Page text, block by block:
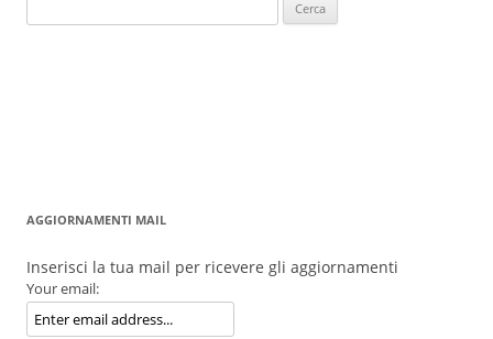
per:
AGGIORNAMENTI MAIL
Inserisci la tua mail per ricevere gli aggiornamenti
Your email: